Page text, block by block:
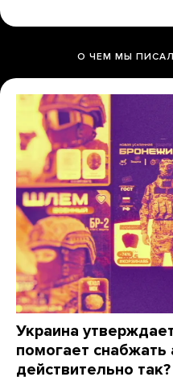
О ЧЕМ МЫ
Украина
помогает
действительно так?